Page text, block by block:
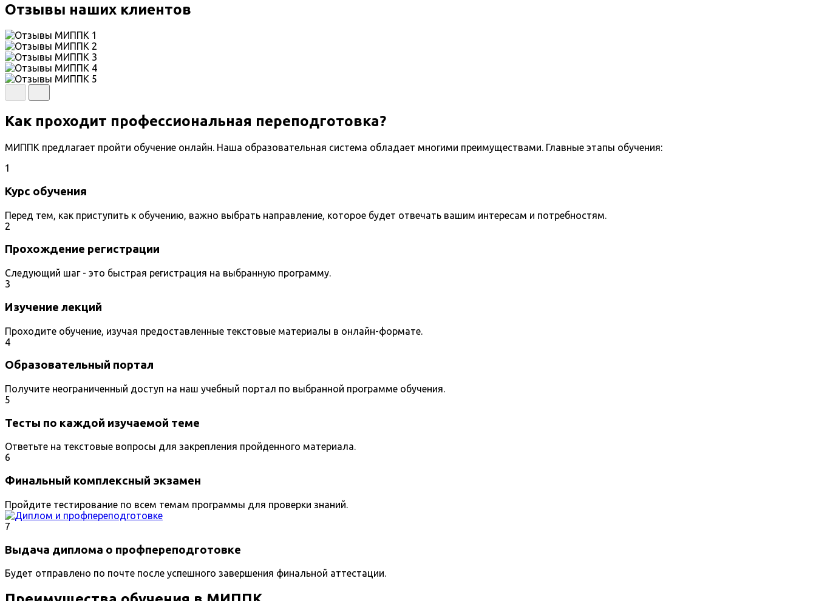
Отзывы наших клиентов
Как проходит профессиональная переподготовка?
МИППК предлагает пройти обучение онлайн. Наша образовательная система обладает многими преимуществами. Главные этапы обучения:
1
Курс обучения
Перед тем, как приступить к обучению, важно выбрать направление, которое будет отвечать вашим интересам и потребностям.
2
Прохождение регистрации
Следующий шаг - это быстрая регистрация на выбранную программу.
3
Изучение лекций
Проходите обучение, изучая предоставленные текстовые материалы в онлайн-формате.
4
Образовательный портал
Получите неограниченный доступ на наш учебный портал по выбранной программе обучения.
5
Тесты по каждой изучаемой теме
Ответьте на текстовые вопросы для закрепления пройденного материала.
6
Финальный комплексный экзамен
Пройдите тестирование по всем темам программы для проверки знаний.
7
Выдача диплома о профпереподготовке
Будет отправлено по почте после успешного завершения финальной аттестации.